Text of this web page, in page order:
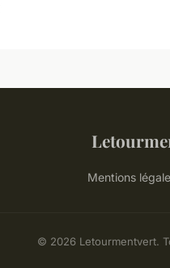
Mentions
© 2026 Letourmentvert.